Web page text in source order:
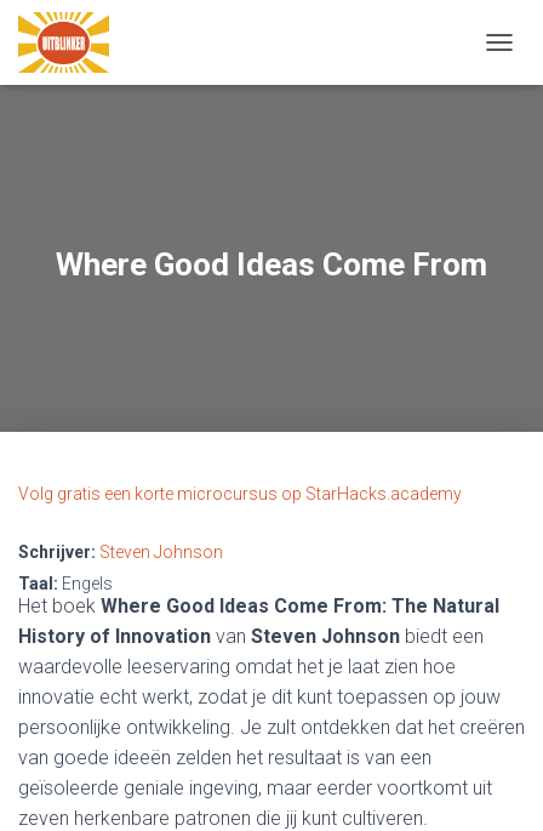
A
N
Where Good Ideas Come From
Volg gratis een korte microcursus op StarHacks.academy
Schrijver: Steven Johnson
Taal: Engels
Het boek Where Good Ideas Come From: The Natural
History of Innovation van Steven Johnson biedt een
waardevolle leeservaring omdat het je laat zien hoe
innovatie echt werkt, zodat je dit kunt toepassen op jouw
persoonlijke ontwikkeling. Je zult ontdekken dat het creëren
van goede ideeën zelden het resultaat is van een
geïsoleerde geniale ingeving, maar eerder voortkomt uit
zeven herkenbare patronen die jij kunt cultiveren.